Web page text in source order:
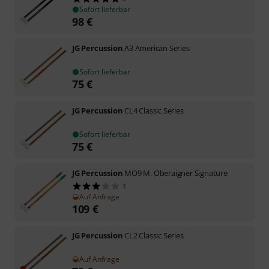
Sofort lieferbar
98€
JG PercussionA3 American Series
Sofort lieferbar
75€
JG Percussion CL4 Classic Series
Sofort lieferbar
75€
JG Percussion MO9 M. Oberaigner Signature
1
Auf Anfrage
109 €
JG Percussion CL2 Classic Series
Auf Anfrage